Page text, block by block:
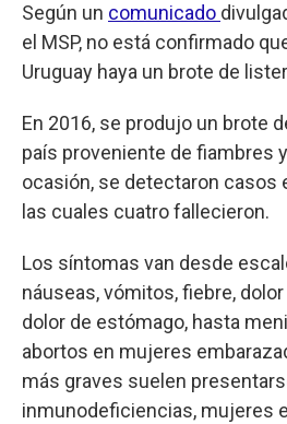
Según un comunicado
el MSP, no está confirmado
Uruguay haya un brote de
En 2016, se produjo un brote
país proveniente de fiambres
ocasión, se detectaron casos
las cuales cuatro fallecieron.
Los síntomas van desde
náuseas, vómitos, fiebre,
dolor de estómago, hasta
abortos en mujeres
más graves suelen
inmunodeficiencias, mujeres